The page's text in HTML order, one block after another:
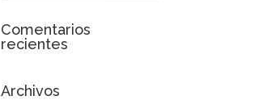
Comentarios
recientes
Archivos